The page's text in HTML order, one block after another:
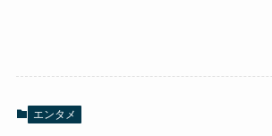
エンタメ